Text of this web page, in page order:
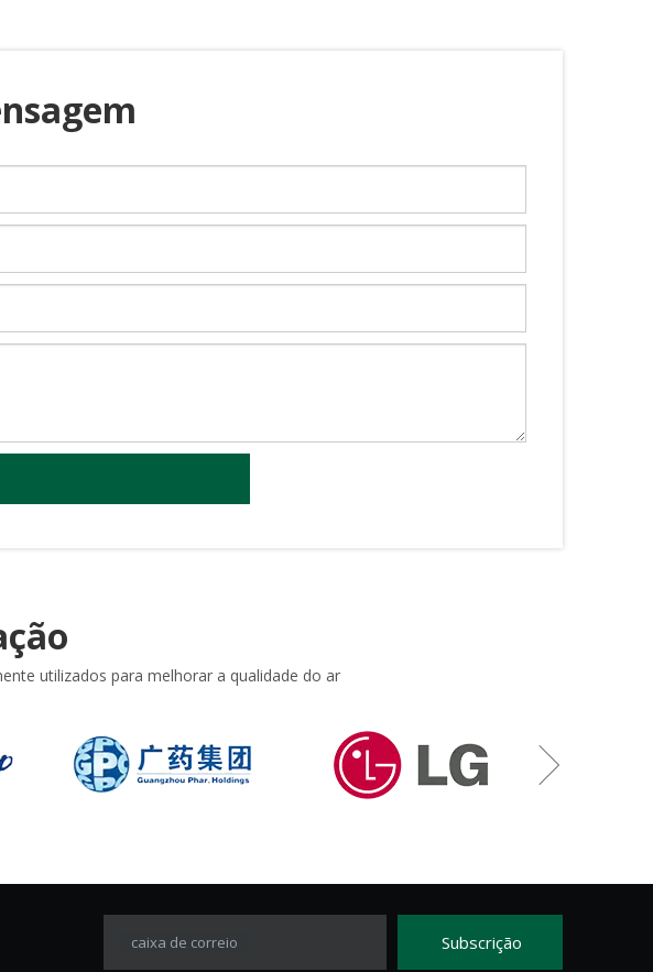
utilizados para melhorar a qualidade do ar
caixa de correio Subscrição